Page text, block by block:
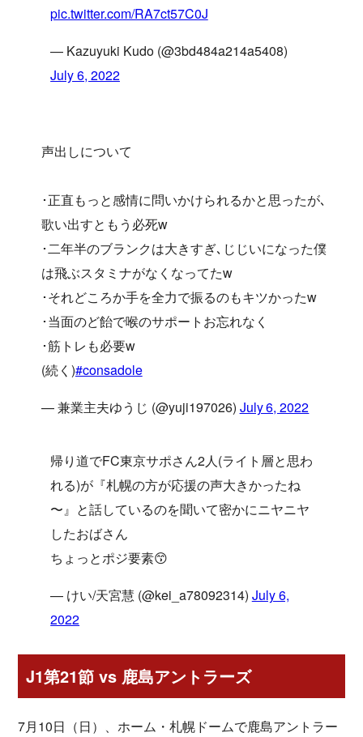
pic.twitter.com/RA7ct57C0J
— Kazuyuki Kudo (@3bd484a214a5408)
July 6, 2022
声出しについて
･正直もっと感情に問いかけられるかと思ったが､
歌い出すともう必死w
･二年半のブランクは大きすぎ､じじいになった僕
は飛ぶスタミナがなくなってたw
･それどころか手を全力で振るのもキツかったw
･当面のど飴で喉のサポートお忘れなく
･筋トレも必要w
(続く)#consadole
— 兼業主夫ゆうじ (@yuji197026) July 6, 2022
帰り道でFC東京サポさん2人(ライト層と思わ
れる)が『札幌の方が応援の声大きかったね
〜』と話しているのを聞いて密かにニヤニヤ
したおばさん
ちょっとポジ要素😙
— けい/天宮慧 (@kei_a78092314) July 6,
2022
J1第21節 vs 鹿島アントラーズ
7月10日（日）、ホーム・札幌ドームで鹿島アントラー